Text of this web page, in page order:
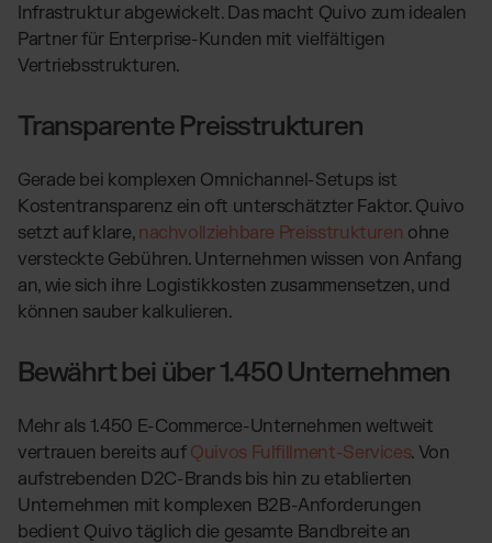
Infrastruktur abgewickelt. Das macht Quivo zum idealen
Partner für Enterprise-Kunden mit vielfältigen
Vertriebsstrukturen.
Transparente Preisstrukturen
Gerade bei komplexen Omnichannel-Setups ist
Kostentransparenz ein oft unterschätzter Faktor. Quivo
setzt auf klare, nachvollziehbare Preisstrukturen ohne
versteckte Gebühren. Unternehmen wissen von Anfang
an, wie sich ihre Logistikkosten zusammensetzen, und
können sauber kalkulieren.
Bewährt bei über 1.450 Unternehmen
Mehr als 1.450 E-Commerce-Unternehmen weltweit
vertrauen bereits auf Quivos Fulfillment-Services. Von
aufstrebenden D2C-Brands bis hin zu etablierten
Unternehmen mit komplexen B2B-Anforderungen
bedient Quivo täglich die gesamte Bandbreite an